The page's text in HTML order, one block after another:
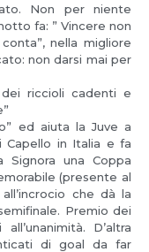
Non per niente
fa: ” Vincere non
nella migliore
non darsi mai per
riccioli cadenti e
ed aiuta la Juve a
Capello in Italia e fa
Signora una Coppa
(presente al
che dà la
Premio dei
D’altra
di goal da far